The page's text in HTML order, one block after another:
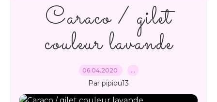
Caraco / gilet
couleur lavande
06.04.2020 …
Par pipiou13